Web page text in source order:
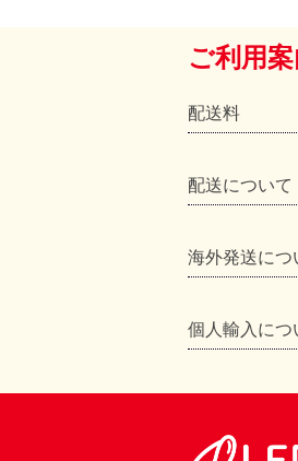
ご利用
配送料
配送について
海外発送につ
個人輸入につ